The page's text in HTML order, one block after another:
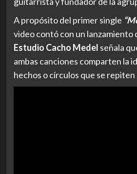
A propósito del primer single
video contó con un lanzamiento
Estudio Cacho Medel señala
ambas canciones comparten la
hechos o círculos que se repiten